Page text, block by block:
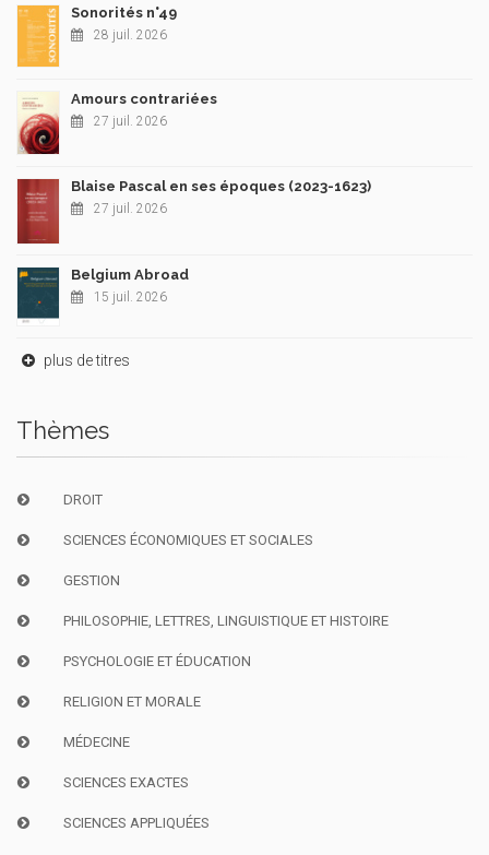
Sonorités n°49
28 juil. 2026
Amours contrariées
27 juil. 2026
Blaise Pascal en ses époques (2023-1623)
27 juil. 2026
Belgium Abroad
15 juil. 2026
plus de titres
Thèmes
DROIT
SCIENCES ÉCONOMIQUES ET SOCIALES
GESTION
PHILOSOPHIE, LETTRES, LINGUISTIQUE ET HISTOIRE
PSYCHOLOGIE ET ÉDUCATION
RELIGION ET MORALE
MÉDECINE
SCIENCES EXACTES
SCIENCES APPLIQUÉES